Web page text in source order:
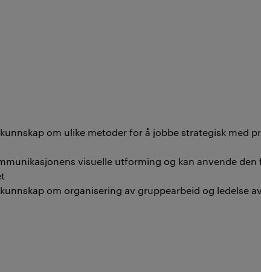
om ulike metoder for å jobbe strategisk med
visuelle utforming og kan anvende den
om organisering av gruppearbeid og ledelse